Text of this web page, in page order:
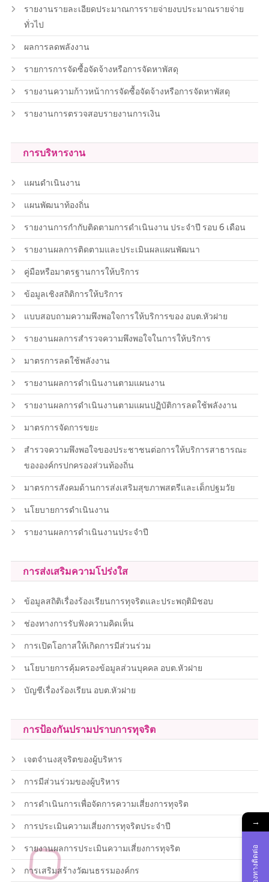
รายงานรายละเอียดประมาณการรายจ่ายงบประมาณรายจ่าย
ทั่วไป
ผลการลดพลังงาน
รายการการจัดซื้อจัดจ้างหรือการจัดหาพัสดุ
รายงานความก้าวหน้าการจัดซื้อจัดจ้างหรือการจัดหาพัสดุ
รายงานการตรวจสอบรายงานการเงิน
การบริหารงาน
แผนดำเนินงาน
แผนพัฒนาท้องถิ่น
รายงานการกำกับติดตามการดำเนินงาน ประจำปี รอบ 6 เดือน
รายงานผลการติดตามและประเมินผลแผนพัฒนา
คู่มือหรือมาตรฐานการให้บริการ
ข้อมูลเชิงสถิติการให้บริการ
แบบสอบถามความพึงพอใจการให้บริการของ อบต.หัวฝาย
รายงานผลการสำรวจความพึงพอใจในการให้บริการ
มาตรการลดใช้พลังงาน
รายงานผลการดำเนินงานตามแผนงาน
รายงานผลการดำเนินงานตามแผนปฏิบัติการลดใช้พลังงาน
มาตรการจัดการขยะ
สำรวจความพึงพอใจของประชาชนต่อการให้บริการสาธารณะ
ขององค์กรปกครองส่วนท้องถิ่น
มาตรการสังคมด้านการส่งเสริมสุขภาพสตรีและเด็กปฐมวัย
นโยบายการดำเนินงาน
รายงานผลการดำเนินงานประจำปี
การส่งเสริมความโปร่งใส
ข้อมูลสถิติเรื่องร้องเรียนการทุจริตและประพฤติมิชอบ
ช่องทางการรับฟังความคิดเห็น
การเปิดโอกาสให้เกิดการมีส่วนร่วม
นโยบายการคุ้มครองข้อมูลส่วนบุคคล อบต.หัวฝาย
บัญชีเรื่องร้องเรียน อบต.หัวฝาย
การป้องกันปรามปราบการทุจริต
เจตจำนงสุจริตของผู้บริหาร
การมีส่วนร่วมของผู้บริหาร
การดำเนินการเพื่อจัดการความเสี่ยงการทุจริต
การประเมินความเสี่ยงการทุจริตประจำปี
รายงานผลการประเมินความเสี่ยงการทุจริต
การเสริมสร้างวัฒนธรรมองค์กร
→
ช่องทางติดต่อ